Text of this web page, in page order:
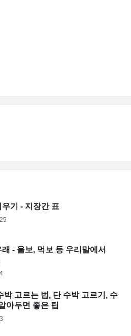
기 - 지장간 표
- 울보, 먹보 등 우리말에서
박 고르는 법, 단 수박 고르기, 수
아두면 좋은 팁